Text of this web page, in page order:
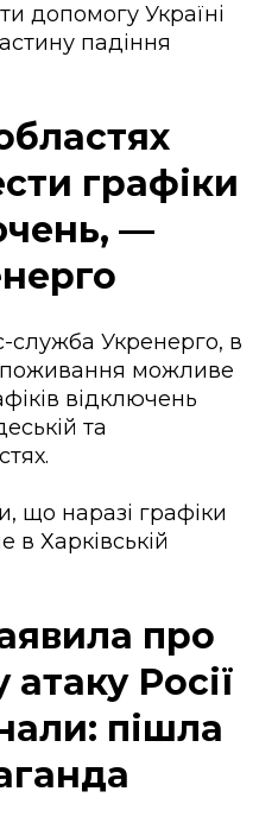
допомогу Україні
падіння
графіки
—
служба Укренерго, в
можливе
відключень
та
що наразі графіки
в Харківській
про
Росії
пішла